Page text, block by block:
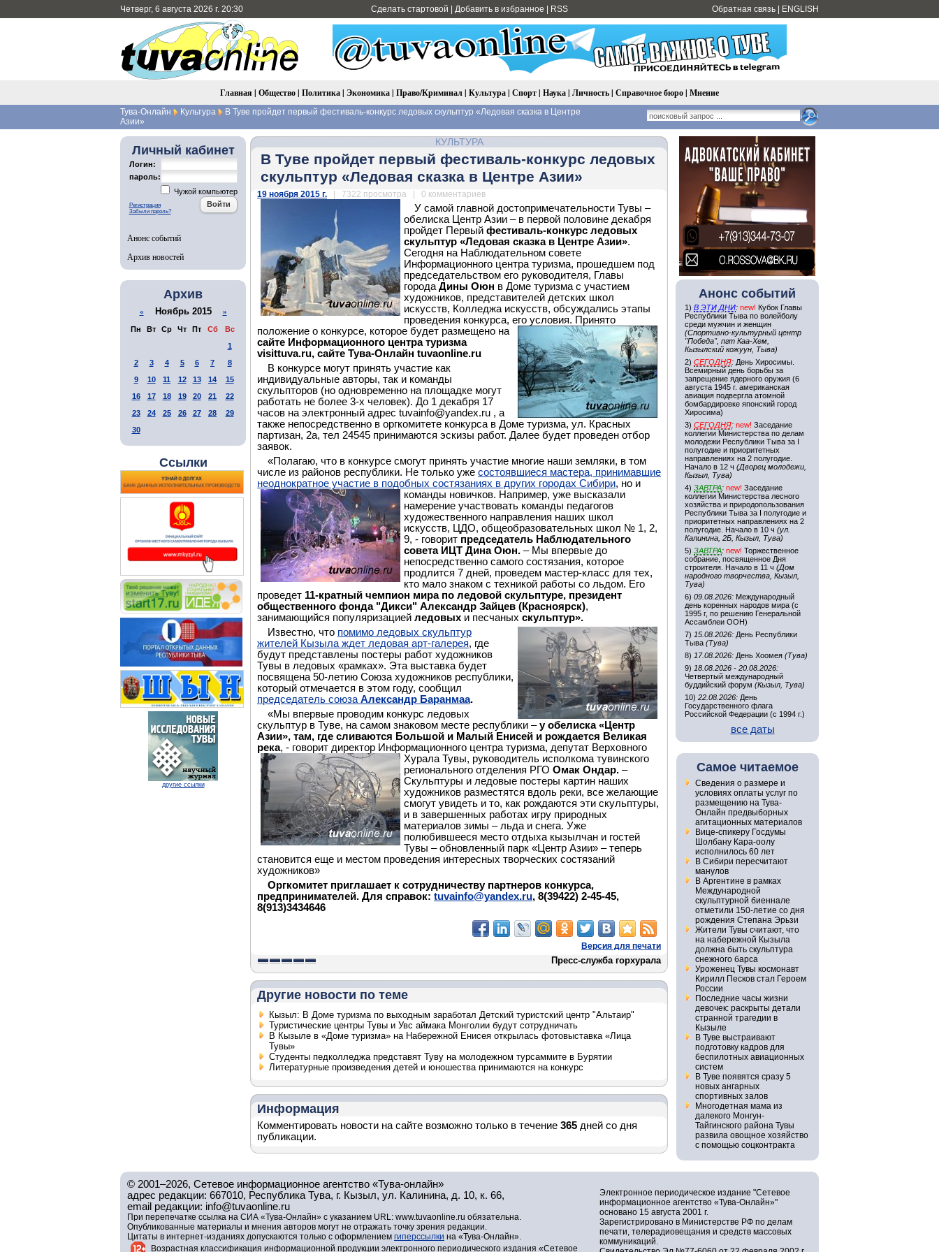
Четверг, 6 августа 2026 г. 20:30 Сделать стартовой Добавить в избранное RSS Обратная связь ENGLISH
Главная | Общество| Политика| Экономика| Право/Криминал| Культура| Спорт| Наука| Личность| Справочное бюро| Мнение
Тува-Онлайн Культура
В Туве пройдет первый фестиваль-конкурс ледовых скульптур «Ледовая сказка в Центре
Азии»
Личный кабинет
Логин:
пароль:
Чужой компьютер
Регистрация
Забыли пароль?
Анонс событий
Архив новостей
Архив
« Ноябрь 2015 »
Пн Вт Ср Чт Пт Сб
Вс
1
2
3 4 5 6 7
8
9
10 11 12 13 14
15
16
17 18 19 20 21
22
23
24 25 26 27 28
29
30
Ссылки
другие ссылки
КУЛЬТУРА
В Туве пройдет первый фестиваль-конкурс ледовых
скульптур «Ледовая сказка в Центре Азии»
19 ноября 2015 г. | 7322 просмотра | 0 комментариев
У самой главной достопримечательности Тувы –
обелиска Центр Азии – в первой половине декабря
пройдет Первый фестиваль-конкурс ледовых
скульптур «Ледовая сказка в Центре Азии».
Сегодня на Наблюдательном совете
Информационного центра туризма, прошедшем под
председательством его руководителя, Главы
города Дины Оюн в Доме туризма с участием
художников, представителей детских школ
искусств, Колледжа искусств, обсуждались этапы
проведения конкурса, его условия. Принято
положение о конкурсе, которое будет размещено на
сайте Информационного центра туризма
visittuva.ru, сайте Тува-Онлайн tuvaonline.ru
В конкурсе могут принять участие как
индивидуальные авторы, так и команды
скульпторов (но одновременно на площадке могут
работать не более 3-х человек). До 1 декабря 17
часов на электронный адрес tuvainfo@yandex.ru , а
также непосредственно в оргкомитете конкурса в Доме туризма, ул. Красных
партизан, 2а, тел 24545 принимаются эскизы работ. Далее будет проведен отбор
заявок.
«Полагаю, что в конкурсе смогут принять участие многие наши земляки, в том
числе из районов республики. Не только уже состоявшиеся мастера, принимавшие
неоднократное участие в подобных состязаниях в других городах Сибири, но и
команды новичков. Например, уже высказали
намерение участвовать команды педагогов
художественного направления наших школ
искусств, ЦДО, общеобразовательных школ № 1, 2,
9, - говорит председатель Наблюдательного
совета ИЦТ Дина Оюн. – Мы впервые до
непосредственно самого состязания, которое
продлится 7 дней, проведем мастер-класс для тех,
кто мало знаком с техникой работы со льдом. Его
проведет 11-кратный чемпион мира по ледовой скульптуре, президент
общественного фонда "Дикси" Александр Зайцев (Красноярск),
занимающийся популяризацией ледовых и песчаных скульптур».
Известно, что помимо ледовых скульптур
жителей Кызыла ждет ледовая арт-галерея, где
будут представлены постеры работ художников
Тувы в ледовых «рамках». Эта выставка будет
посвящена 50-летию Союза художников республики,
который отмечается в этом году, сообщил
председатель союза Александр Баранмаа.
«Мы впервые проводим конкурс ледовых
скульптур в Туве, на самом знаковом месте республики –у обелиска «Центр
Азии», там, где сливаются Большой и Малый Енисей и рождается Великая
река, - говорит директор Информационного центра туризма, депутат Верховного
Хурала Тувы, руководитель исполкома тувинского
регионального отделения РГО Омак Ондар. –
Скульптуры и ледовые постеры картин наших
художников разместятся вдоль реки, все желающие
смогут увидеть и то, как рождаются эти скульптуры,
и в завершенных работах игру природных
материалов зимы – льда и снега. Уже
полюбившееся место отдыха кызылчан и гостей
Тувы – обновленный парк «Центр Азии» – теперь
становится еще и местом проведения интересных творческих состязаний
художников»
Оргкомитет приглашает к сотрудничеству партнеров конкурса,
предпринимателей. Для справок: tuvainfo@yandex.ru, 8(39422) 2-45-45,
8(913)3434646
Версия для печати
Пресс-служба горхурала
Другие новости по теме
Кызыл: В Доме туризма по выходным заработал Детский туристский центр "Альтаир"
Туристические центры Тувы и Увс аймака Монголии будут сотрудничать
В Кызыле в «Доме туризма» на Набережной Енисея открылась фотовыставка «Лица
Тувы»
Студенты педколледжа представят Туву на молодежном турсаммите в Бурятии
Литературные произведения детей и юношества принимаются на конкурс
Информация
Комментировать новости на сайте возможно только в течение 365 дней со дня
публикации.
Анонс событий
1) В ЭТИ ДНИ: new! Кубок Главы
Республики Тыва по волейболу
среди мужчин и женщин
(Спортивно-культурный центр
"Победа", пгт Каа-Хем,
Кызылский кожуун, Тыва)
2) СЕГОДНЯ: День Хиросимы.
Всемирный день борьбы за
запрещение ядерного оружия (6
августа 1945 г. американская
авиация подвергла атомной
бомбардировке японский город
Хиросима)
3) СЕГОДНЯ: new! Заседание
коллегии Министерства по делам
молодежи Республики Тыва за I
полугодие и приоритетных
направлениях на 2 полугодие.
Начало в 12 ч (Дворец молодежи,
Кызыл, Тува)
4) ЗАВТРА: new! Заседание
коллегии Министерства лесного
хозяйства и природопользования
Республики Тыва за I полугодие и
приоритетных направлениях на 2
полугодие. Начало в 10 ч (ул.
Калинина, 2Б, Кызыл, Тува)
5) ЗАВТРА: new! Торжественное
собрание, посвященное Дня
строителя. Начало в 11 ч (Дом
народного творчества, Кызыл,
Тува)
6) 09.08.2026: Международный
день коренных народов мира (с
1995 г, по решению Генеральной
Ассамблеи ООН)
7) 15.08.2026: День Республики
Тыва (Тува)
8) 17.08.2026: День Хоомея (Тува)
9) 18.08.2026 - 20.08.2026:
Четвертый международный
буддийский форум (Кызыл, Тува)
10) 22.08.2026: День
Государственного флага
Российской Федерации (с 1994 г.)
все даты
Самое читаемое
Сведения о размере и
условиях оплаты услуг по
размещению на Тува-
Онлайн предвыборных
агитационных материалов
Вице-спикеру Госдумы
Шолбану Кара-оолу
исполнилось 60 лет
В Сибири пересчитают
манулов
В Аргентине в рамках
Международной
скульптурной биеннале
отметили 150-летие со дня
рождения Степана Эрьзи
Жители Тувы считают, что
на набережной Кызыла
должна быть скульптура
снежного барса
Уроженец Тувы космонавт
Кирилл Песков стал Героем
России
Последние часы жизни
девочек: раскрыты детали
странной трагедии в
Кызыле
В Туве выстраивают
подготовку кадров для
беспилотных авиационных
систем
В Туве появятся сразу 5
новых ангарных
спортивных залов
Многодетная мама из
далекого Монгун-
Тайгинского района Тувы
развила овощное хозяйство
с помощью соцконтракта
© 2001–2026, Сетевое информационное агентство «Тува-онлайн»
адрес редакции: 667010, Республика Тува, г. Кызыл, ул. Калинина, д. 10, к. 66,
email редакции: info@tuvaonline.ru
При перепечатке ссылка на СИА «Тува-Онлайн» с указанием URL: www.tuvaonline.ru обязательна.
Опубликованные материалы и мнения авторов могут не отражать точку зрения редакции.
Цитаты в интернет-изданиях допускаются только с оформлением гиперссылки на «Тува-Онлайн».
Возрастная классификация информационной продукции электронного периодического издания «Сетевое
Электронное периодическое издание "Сетевое
информационное агентство «Тува-Онлайн»"
основано 15 августа 2001 г.
Зарегистрировано в Министерстве РФ по делам
печати, телерадиовещания и средств массовых
коммуникаций.